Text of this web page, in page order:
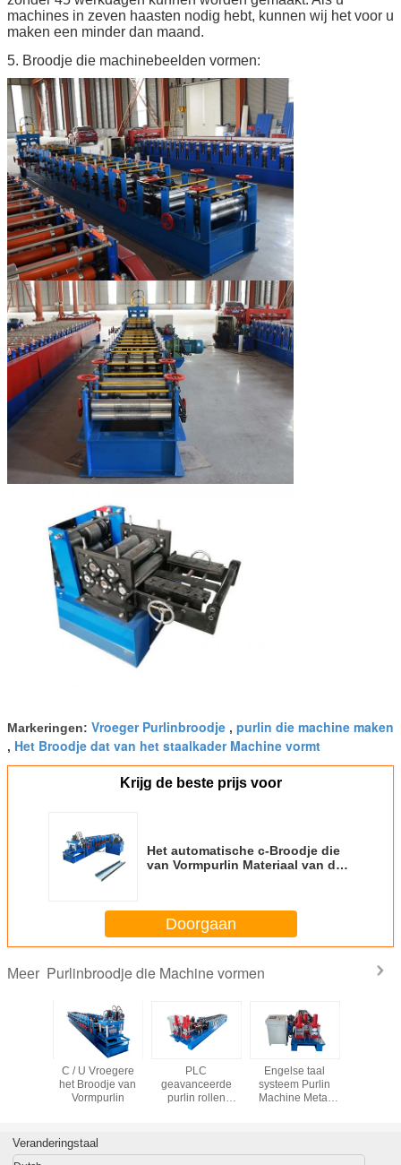
machines in zeven haasten nodig hebt, kunnen wij het voor u
maken een minder dan maand.
5. Broodje die machinebeelden vormen:
Markeringen: Vroeger Purlinbroodje , purlin die machine maken
, Het Broodje dat van het staalkader Machine vormt
Krijg de beste prijs voor
Het automatische c-Broodje die
van Vormpurlin Materiaal van de
Doorgaan
Meer Purlinbroodje die Machine vormen
C / U Vroegere
het Broodje van
Vormpurlin
PLC
geavanceerde
purlin rollen
Engelse taal
systeem Purlin
Machine Metal
Veranderingstaal